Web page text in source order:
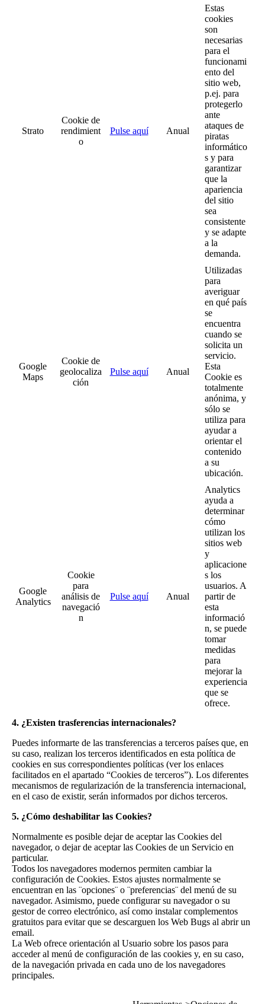
Strato
Cookie de
rendimient
o
Pulse aquí Anual
Estas
cookies
son
necesarias
para el
funcionami
ento del
sitio web,
p.ej. para
protegerlo
ante
ataques de
piratas
informático
s y para
garantizar
que la
apariencia
del sitio
sea
consistente
y se adapte
a la
demanda.
Google
Maps
Cookie de
geolocaliza
ción
Pulse aquí Anual
Utilizadas
para
averiguar
en qué país
se
encuentra
cuando se
solicita un
servicio.
Esta
Cookie es
totalmente
anónima, y
sólo se
utiliza para
ayudar a
orientar el
contenido
a su
ubicación.
Google
Analytics
Cookie
para
análisis de
navegació
n
Pulse aquí Anual
Analytics
ayuda a
determinar
cómo
utilizan los
sitios web
y
aplicacione
s los
usuarios. A
partir de
esta
informació
n, se puede
tomar
medidas
para
mejorar la
experiencia
que se
ofrece.
4. ¿Existen trasferencias internacionales?
Puedes informarte de las transferencias a terceros países que, en
su caso, realizan los terceros identificados en esta política de
cookies en sus correspondientes políticas (ver los enlaces
facilitados en el apartado “Cookies de terceros”). Los diferentes
mecanismos de regularización de la transferencia internacional,
en el caso de existir, serán informados por dichos terceros.
5. ¿Cómo deshabilitar las Cookies?
Normalmente es posible dejar de aceptar las Cookies del
navegador, o dejar de aceptar las Cookies de un Servicio en
particular.
Todos los navegadores modernos permiten cambiar la
configuración de Cookies. Estos ajustes normalmente se
encuentran en las ¨opciones¨ o ¨preferencias¨ del menú de su
navegador. Asimismo, puede configurar su navegador o su
gestor de correo electrónico, así como instalar complementos
gratuitos para evitar que se descarguen los Web Bugs al abrir un
email.
La Web ofrece orientación al Usuario sobre los pasos para
acceder al menú de configuración de las cookies y, en su caso,
de la navegación privada en cada uno de los navegadores
principales.